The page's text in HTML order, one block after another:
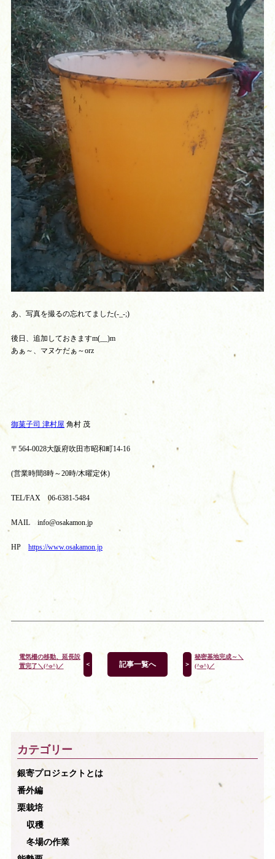
あ、写真を撮るの忘れてました(-_-;)
後日、追加しておきますm(__)m
あぁ～、マヌケだぁ～orz
御菓子司 津村屋 角村 茂
〒564-0028大阪府吹田市昭和町14-16
(営業時間8時～20時/木曜定休)
TEL/FAX 06-6381-5484
MAIL info@osakamon.jp
HP https://www.osakamon.jp
電気柵の移動、延長設
置完了＼(^o^)／
＜ 記事一覧へ ＞
秘密基地完成～＼
(^o^)／
カテゴリー
銀寄プロジェクトとは
番外編
栗栽培
収穫
冬場の作業